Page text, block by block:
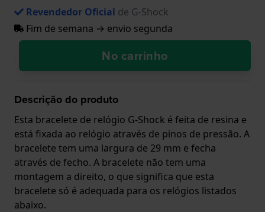
Revendedor Oficial de G-Shock
Fim de semana → envio segunda
No carrinho
Descrição do produto
Esta bracelete de relógio G-Shock é feita de resina e
está fixada ao relógio através de pinos de pressão. A
bracelete tem uma largura de 29 mm e fecha
através de fecho. A bracelete não tem uma
montagem a direito, o que significa que esta
bracelete só é adequada para os relógios listados
abaixo.